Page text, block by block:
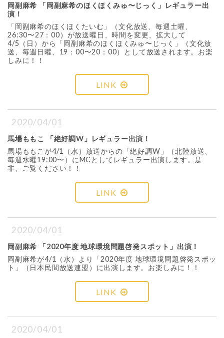
岡副麻希 「岡副麻希のほくほくみゅ〜じっく」レギュラー出
演！
「岡副麻希のほくほくたいむ」（文化放送、毎週土曜、
26:30〜27：00）が放送曜日、時間を変更、拡大して
4/5（日）から「岡副麻希のほくほくみゅ〜じっく」（文化放
送、毎週日曜、19：00〜20：00）として放送されます。お楽
しみに！！
LINK
2020/04/01
馬場ももこ 「絶好調W」レギュラー出演！
馬場ももこが4/1（水）放送からの「絶好調W」（北陸放送、
毎週水曜19:00〜）にMCとしてレギュラー出演します。是
非、ご覧ください！！
LINK
2020/04/01
岡副麻希 「2020年度 地球環境問題啓発スポット」出演！
岡副麻希が4/1（水）より「2020年度 地球環境問題啓発スポッ
ト」（日本民間放送連盟）に出演します。お楽しみに！！
LINK
2020/04/01